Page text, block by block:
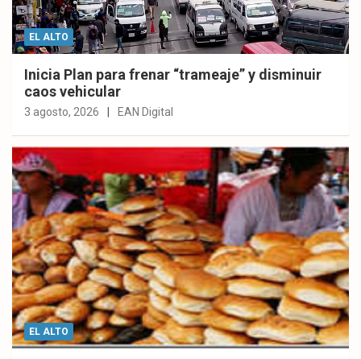
EL ALTO
Inicia Plan para frenar “trameaje” y disminuir
caos vehicular
3 agosto, 2026 EAN Digital
EL ALTO